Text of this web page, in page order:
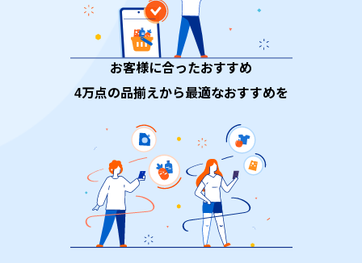
お客様に合ったおすすめ
4万点の品揃えから最適なおすすめを